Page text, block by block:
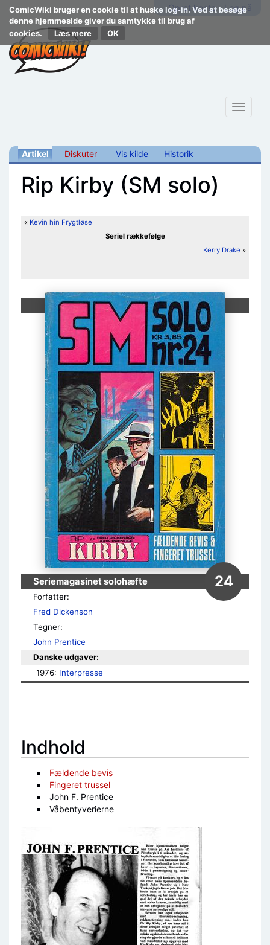
ComicWiki bruger en cookie til at huske log-in. Ved at besøge
denne hjemmeside giver du samtykke til brug af
cookies.
Læs mere
Opret konto Log på
Toggle
Artikel Diskuter Vis kilde Historik
Rip Kirby (SM solo)
« Kevin hin Frygtløse
Seriel rækkefølge
Kerry Drake »
Seriemagasinet solohæfte 24
Forfatter:
Fred Dickenson
Tegner:
John Prentice
Danske udgaver:
1976: Interpresse
Indhold
Fældende bevis
Fingeret trussel
John F. Prentice
Våbentyverierne